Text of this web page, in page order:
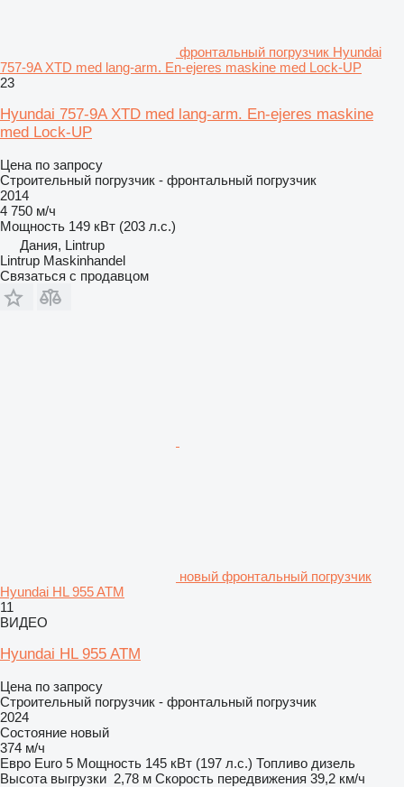
фронтальный погрузчик Hyundai
757-9A XTD med lang-arm. En-ejeres maskine med Lock-UP
23
Hyundai 757-9A XTD med lang-arm. En-ejeres maskine
med Lock-UP
Цена по запросу
Строительный погрузчик - фронтальный погрузчик
2014
4 750 м/ч
Мощность 149 кВт (203 л.с.)
Дания, Lintrup
Lintrup Maskinhandel
Связаться с продавцом
новый фронтальный погрузчик
Hyundai HL 955 ATM
11
ВИДЕО
Hyundai HL 955 ATM
Цена по запросу
Строительный погрузчик - фронтальный погрузчик
2024
Состояние новый
374 м/ч
Евро Euro 5 Мощность 145 кВт (197 л.с.) Топливо дизель
Высота выгрузки 2,78 м Скорость передвижения 39,2 км/ч